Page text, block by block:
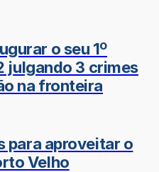
o seu 1º
julgando 3 crimes
na fronteira
para aproveitar o
Velho